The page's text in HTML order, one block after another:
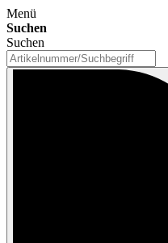
Menü
Suchen
Suchen